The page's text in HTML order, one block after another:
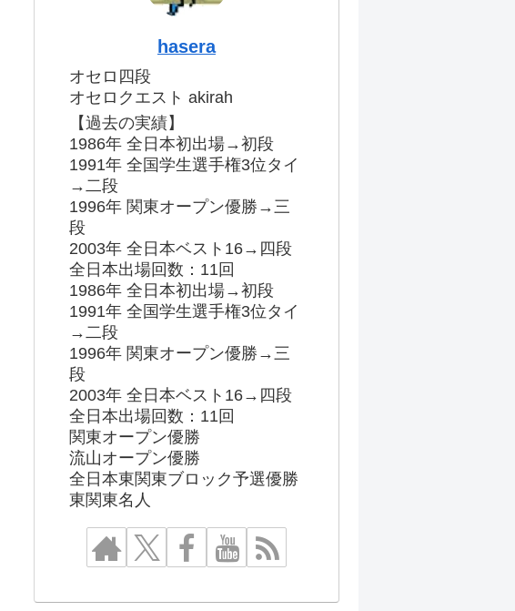
hasera
オセロ四段
オセロクエスト akirah
【過去の実績】
1986年 全日本初出場→初段
1991年 全国学生選手権3位タイ
→二段
1996年 関東オープン優勝→三
段
2003年 全日本ベスト16→四段
全日本出場回数：11回
1986年 全日本初出場→初段
1991年 全国学生選手権3位タイ
→二段
1996年 関東オープン優勝→三
段
2003年 全日本ベスト16→四段
全日本出場回数：11回
関東オープン優勝
流山オープン優勝
全日本東関東ブロック予選優勝
東関東名人